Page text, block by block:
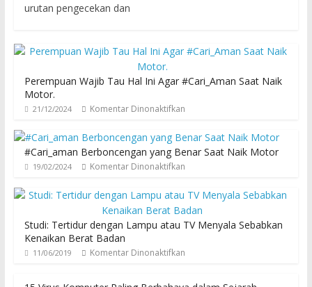
urutan pengecekan dan
Perempuan Wajib Tau Hal Ini Agar #Cari_Aman Saat Naik
Motor.
21/12/2024 Komentar Dinonaktifkan
#Cari_aman Berboncengan yang Benar Saat Naik Motor
19/02/2024 Komentar Dinonaktifkan
Studi: Tertidur dengan Lampu atau TV Menyala Sebabkan
Kenaikan Berat Badan
11/06/2019 Komentar Dinonaktifkan